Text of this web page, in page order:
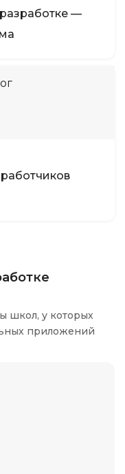
—
школ, у которых
приложений